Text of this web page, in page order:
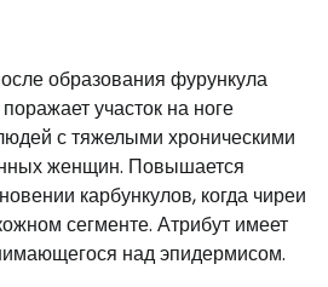
образования фурункула
участок на ноге
с тяжелыми хроническими
женщин. Повышается
карбункулов, когда чиреи
сегменте. Атрибут имеет
над эпидермисом.